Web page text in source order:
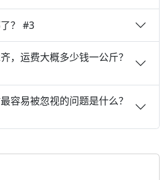
？ #3
，运费大概多少钱一公斤？
容易被忽视的问题是什么？